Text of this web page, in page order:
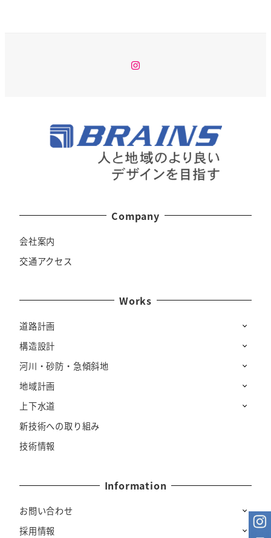
Instagram
Company
会社案内
交通アクセス
Works
道路計画
構造設計
河川・砂防・急傾斜地
地域計画
上下水道
新技術への取り組み
技術情報
Information
お問い合わせ
採用情報